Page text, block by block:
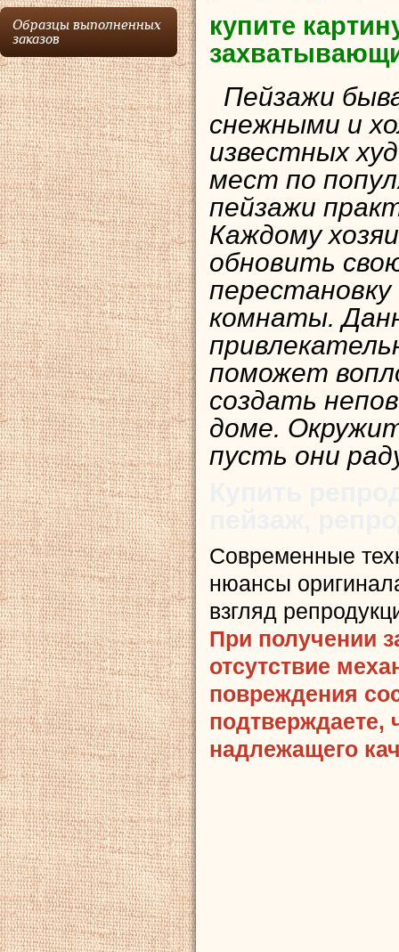
Образцы выполненных
заказов
купите
Пейзажи
снежными и
известных
мест по
пейзажи
Каждому
обновить
комнаты.
поможет
создать
доме.
пусть они
Современные
нюансы
взгляд
При получении
отсутствие
повреждения
подтверждаете,
надлежащего